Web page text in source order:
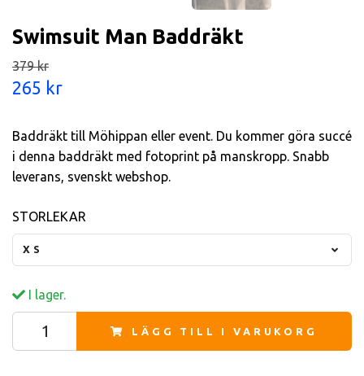
Swimsuit Man Baddräkt
379 kr
265 kr
Baddräkt till Möhippan eller event. Du kommer göra succé
i denna baddräkt med fotoprint på manskropp. Snabb
leverans, svenskt webshop.
STORLEKAR
XS
I lager.
LÄGG TILL I VARUKORG